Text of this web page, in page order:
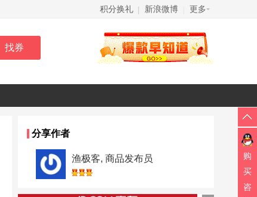
积分换礼 | 新浪微博 更多
分享作者
渔极客, 商品发布员
购
买
咨